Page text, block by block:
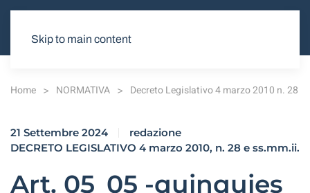
Skip to main content
Home NORMATIVA Decreto Legislativo 4 marzo 2010 n. 28
21 Settembre 2024
redazione
DECRETO LEGISLATIVO 4 marzo 2010, n. 28 e ss.mm.ii.
Art. 05_05 -quinquies